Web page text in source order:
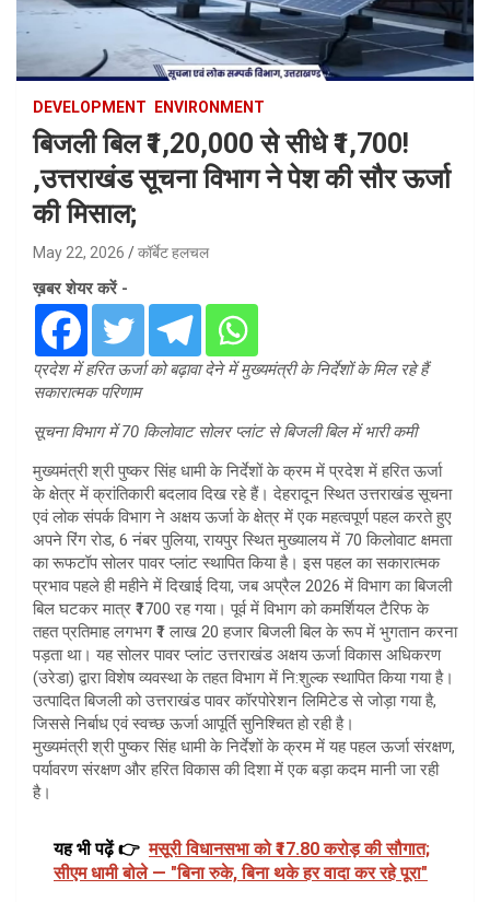
DEVELOPMENT ENVIRONMENT
बिजली बिल ₹1,20,000 से सीधे ₹1,700!
,उत्तराखंड सूचना विभाग ने पेश की सौर ऊर्जा
की मिसाल;
May 22, 2026 कॉर्बेट हलचल
ख़बर शेयर करें -
प्रदेश में हरित ऊर्जा को बढ़ावा देने में मुख्यमंत्री के निर्देशों के मिल रहे हैं
सकारात्मक परिणाम
सूचना विभाग में 70 किलोवाट सोलर प्लांट से बिजली बिल में भारी कमी
मुख्यमंत्री श्री पुष्कर सिंह धामी के निर्देशों के क्रम में प्रदेश में हरित ऊर्जा
के क्षेत्र में क्रांतिकारी बदलाव दिख रहे हैं। देहरादून स्थित उत्तराखंड सूचना
एवं लोक संपर्क विभाग ने अक्षय ऊर्जा के क्षेत्र में एक महत्वपूर्ण पहल करते हुए
अपने रिंग रोड, 6 नंबर पुलिया, रायपुर स्थित मुख्यालय में 70 किलोवाट क्षमता
का रूफटॉप सोलर पावर प्लांट स्थापित किया है। इस पहल का सकारात्मक
प्रभाव पहले ही महीने में दिखाई दिया, जब अप्रैल 2026 में विभाग का बिजली
बिल घटकर मात्र ₹1700 रह गया। पूर्व में विभाग को कमर्शियल टैरिफ के
तहत प्रतिमाह लगभग ₹1 लाख 20 हजार बिजली बिल के रूप में भुगतान करना
पड़ता था। यह सोलर पावर प्लांट उत्तराखंड अक्षय ऊर्जा विकास अधिकरण
(उरेडा) द्वारा विशेष व्यवस्था के तहत विभाग में नि:शुल्क स्थापित किया गया है।
उत्पादित बिजली को उत्तराखंड पावर कॉरपोरेशन लिमिटेड से जोड़ा गया है,
जिससे निर्बाध एवं स्वच्छ ऊर्जा आपूर्ति सुनिश्चित हो रही है।
मुख्यमंत्री श्री पुष्कर सिंह धामी के निर्देशों के क्रम में यह पहल ऊर्जा संरक्षण,
पर्यावरण संरक्षण और हरित विकास की दिशा में एक बड़ा कदम मानी जा रही
है।
यह भी पढ़ें 👉 मसूरी विधानसभा को ₹17.80 करोड़ की सौगात;
सीएम धामी बोले — "बिना रुके, बिना थके हर वादा कर रहे पूरा"